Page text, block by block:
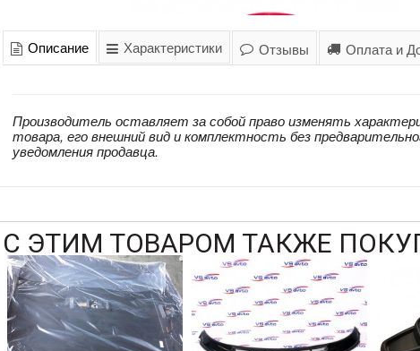
Описание Характеристики Отзывы Оплата и
Производитель оставляет за собой право изменять
товара, его внешний вид и комплектность без
уведомления продавца.
С ЭТИМ ТОВАРОМ ТАКЖЕ